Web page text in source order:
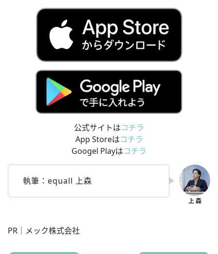
公式サイトはコチラ
App Storeはコチラ
Googel Playはコチラ
執筆：equall 上森
PR｜メック株式会社